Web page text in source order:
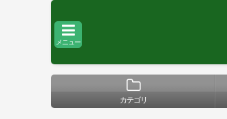
メニュー
カテゴリ